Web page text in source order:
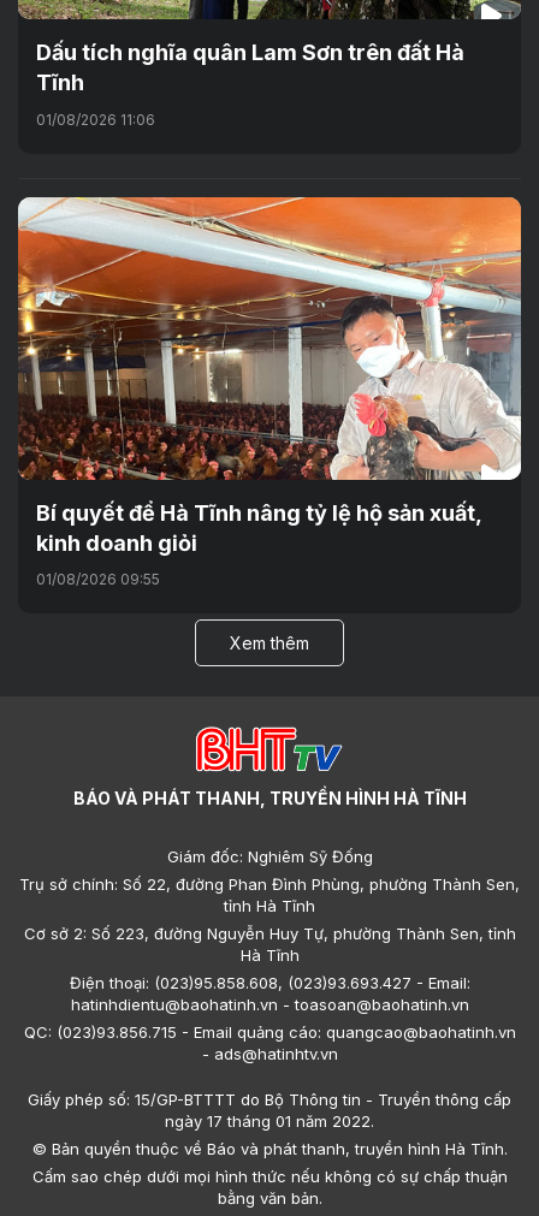
Dấu tích nghĩa quân Lam Sơn trên đất Hà
Tĩnh
01/08/2026 11:06
Bí quyết để Hà Tĩnh nâng tỷ lệ hộ sản xuất,
kinh doanh giỏi
01/08/2026 09:55
Xem thêm
BÁO VÀ PHÁT THANH, TRUYỀN HÌNH HÀ TĨNH
Giám đốc: Nghiêm Sỹ Đống
Trụ sở chính: Số 22, đường Phan Đình Phùng, phường Thành Sen,
tỉnh Hà Tĩnh
Cơ sở 2: Số 223, đường Nguyễn Huy Tự, phường Thành Sen, tỉnh
Hà Tĩnh
Điện thoại: (023)95.858.608, (023)93.693.427 - Email:
hatinhdientu@baohatinh.vn - toasoan@baohatinh.vn
QC: (023)93.856.715 - Email quảng cáo: quangcao@baohatinh.vn
- ads@hatinhtv.vn
Giấy phép số: 15/GP-BTTTT do Bộ Thông tin - Truyền thông cấp
ngày 17 tháng 01 năm 2022.
© Bản quyền thuộc về Báo và phát thanh, truyền hình Hà Tĩnh.
Cấm sao chép dưới mọi hình thức nếu không có sự chấp thuận
bằng văn bản.